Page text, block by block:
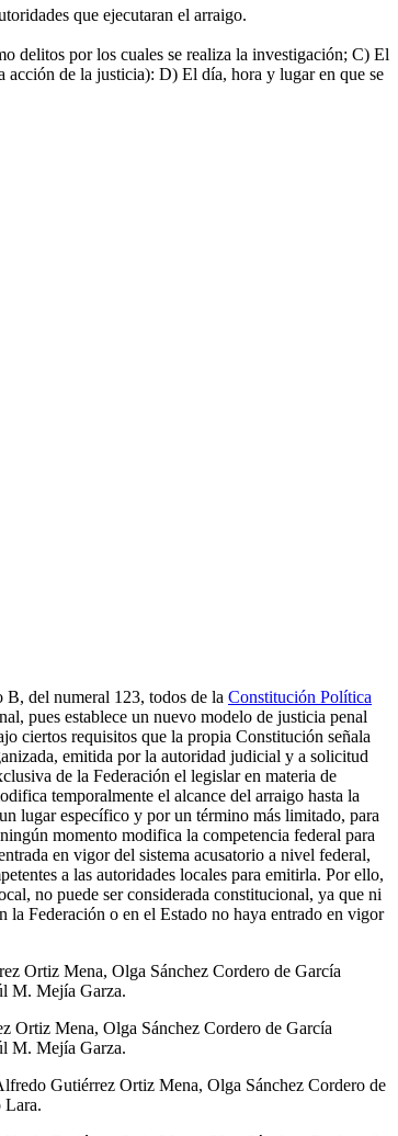
que ejecutaran el arraigo.
delitos por los cuales se realiza la investigación; C) El
acción de la justicia): D) El día, hora y lugar en que se
del numeral 123, todos de la Constitución Política
pues establece un nuevo modelo de justicia penal
ciertos requisitos que la propia Constitución señala
emitida por la autoridad judicial y a solicitud
de la Federación el legislar en materia de
temporalmente el alcance del arraigo hasta la
lugar específico y por un término más limitado, para
momento modifica la competencia federal para
en vigor del sistema acusatorio a nivel federal,
a las autoridades locales para emitirla. Por ello,
no puede ser considerada constitucional, ya que ni
Federación o en el Estado no haya entrado en vigor
Ortiz Mena, Olga Sánchez Cordero de García
M. Mejía Garza.
Ortiz Mena, Olga Sánchez Cordero de García
M. Mejía Garza.
Gutiérrez Ortiz Mena, Olga Sánchez Cordero de
Lara.